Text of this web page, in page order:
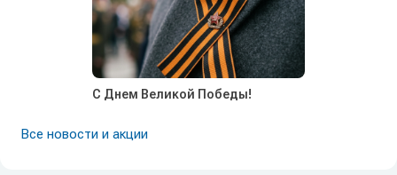
С Днем Великой Победы!
Все новости и акции